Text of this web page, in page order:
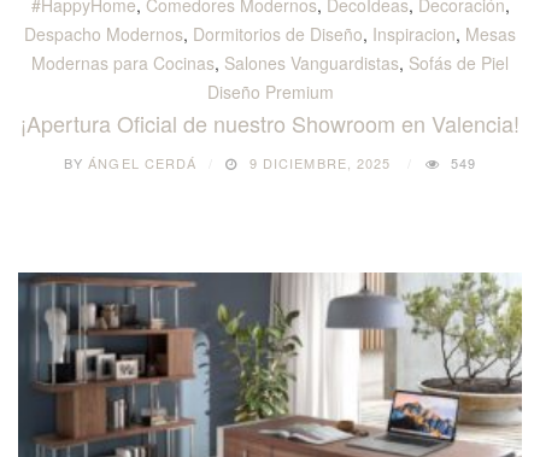
Despacho Modernos, Dormitorios de Diseño, Inspiracion, Mesas
Modernas para Cocinas, Salones Vanguardistas, Sofás de Piel
Diseño Premium
¡Apertura Oficial de nuestro Showroom en Valencia!
BY ÁNGEL CERDÁ 9 DICIEMBRE, 2025 549